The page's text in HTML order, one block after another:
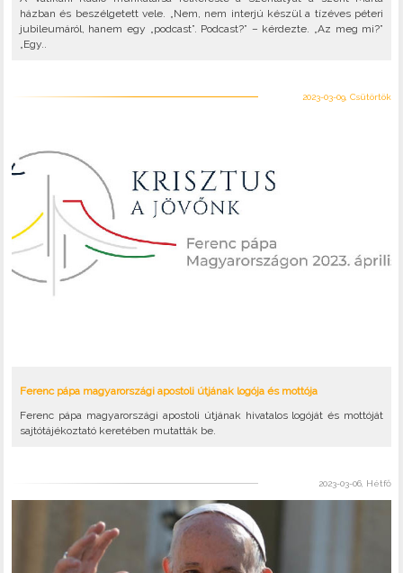
házban és beszélgetett vele. „Nem, nem interjú készül a tízéves péteri
jubileumáról, hanem egy „podcast”. Podcast?” – kérdezte. „Az meg mi?”
„Egy..
2023-03-09, Csütörtök
Ferenc pápa magyarországi apostoli útjának logója és mottója
Ferenc pápa magyarországi apostoli útjának hivatalos logóját és mottóját
sajtótájékoztató keretében mutatták be.
2023-03-06, Hétfő